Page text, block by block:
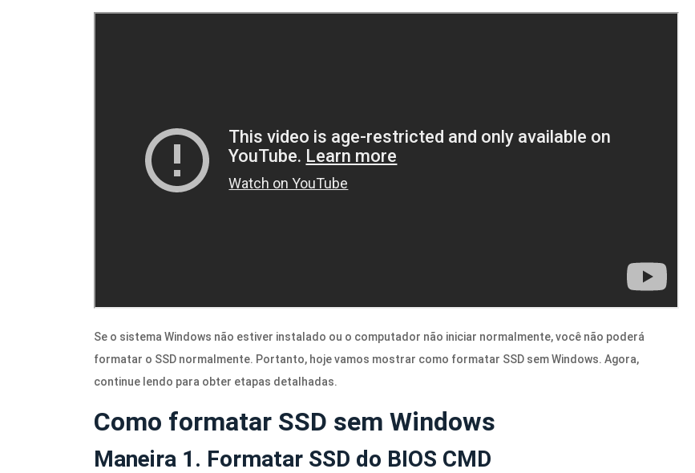
Se o sistema Windows não estiver instalado ou o computador não iniciar normalmente, você não poderá
formatar o SSD normalmente. Portanto, hoje vamos mostrar como formatar SSD sem Windows. Agora,
continue lendo para obter etapas detalhadas.
Como formatar SSD sem Windows
Maneira 1. Formatar SSD do BIOS CMD